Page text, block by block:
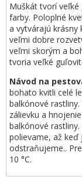
Muškát tvorí veľké
farby. Poloplné
a vytvárajú
veľmi dobre
veľmi skorým a
tvoria veľké
Návod na
bohato kvitli celé
balkónové
zálievku a
balkónové
polievame, až keď
odstraňujeme..
10 °C.